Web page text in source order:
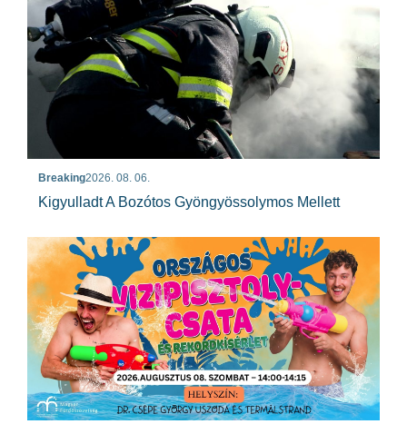
Breaking2026. 08. 06.
Kigyulladt A Bozótos Gyöngyössolymos Mellett